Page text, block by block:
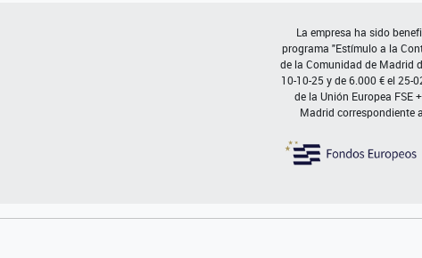
La empresa ha sido
programa "Estímulo a la
de la Comunidad de Madrid
10-10-25 y de 6.000 € el 25-
de la Unión Europea FSE
Madrid correspondiente